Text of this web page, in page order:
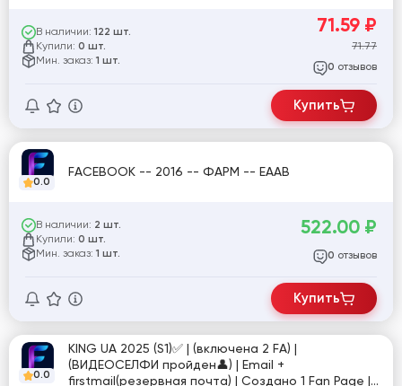
В наличии: 122 шт.
Купили: 0 шт.
Мин. заказ: 1 шт.
71.59 ₽
71.77
0 отзывов
Купить
0.0
FACEBOOK -- 2016 -- ФАРМ -- EAAB
В наличии: 2 шт.
Купили: 0 шт.
Мин. заказ: 1 шт.
522.00 ₽
0 отзывов
Купить
0.0
KING UA 2025 (S1)✅ | (включена 2 FA) |
(ВИДЕОСЕЛФИ пройден👤) | Email +
firstmail(резервная почта) | Создано 1 Fan Page |